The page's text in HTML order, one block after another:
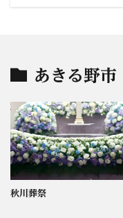
あきる野市
秋川葬祭